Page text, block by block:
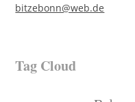
bitzebonn@web.de
Tag Cloud